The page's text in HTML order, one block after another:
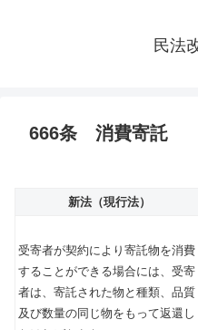
民法
666条 消費寄託
新法（現行法）
受寄者が契約により寄託物を消費
することができる場合には、受寄
者は、寄託された物と種類、品質
及び数量の同じ物をもって返還し